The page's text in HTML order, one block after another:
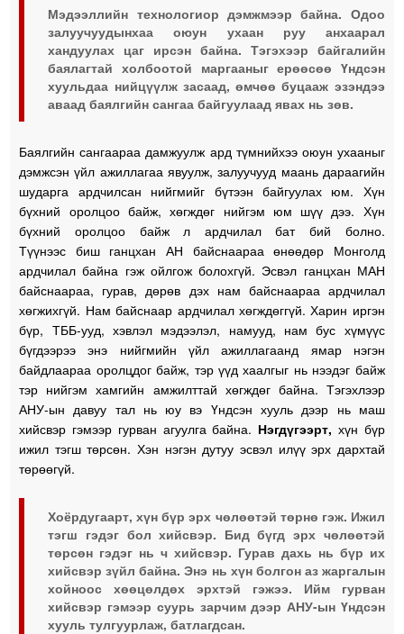
Мэдээллийн технологиор дэмжмээр байна. Одоо
залуучуудынхаа оюун ухаан руу анхаарал
хандуулах цаг ирсэн байна. Тэгэхээр байгалийн
баялагтай холбоотой маргааныг ерөөсөө Үндсэн
хуульдаа нийцүүлж засаад, өмчөө буцааж эзэндээ
аваад баялгийн сангаа байгуулаад явах нь зөв.
Баялгийн сангаараа дамжуулж ард түмнийхээ оюун ухааныг
дэмжсэн үйл ажиллагаа явуулж, залуучууд маань дараагийн
шударга ардчилсан нийгмийг бүтээн байгуулах юм. Хүн
бүхний оролцоо байж, хөгждөг нийгэм юм шүү дээ. Хүн
бүхний оролцоо байж л ардчилал бат бий болно.
Түүнээс биш ганцхан АН байснаараа өнөөдөр Монголд
ардчилал байна гэж ойлгож болохгүй. Эсвэл ганцхан МАН
байснаараа, гурав, дөрөв дэх нам байснаараа ардчилал
хөгжихгүй. Нам байснаар ардчилал хөгждөггүй. Харин иргэн
бүр, ТББ-ууд, хэвлэл мэдээлэл, намууд, нам бус хүмүүс
бүгдээрээ энэ нийгмийн үйл ажиллагаанд ямар нэгэн
байдлаараа оролцдог байж, тэр үүд хаалгыг нь нээдэг байж
тэр нийгэм хамгийн амжилттай хөгждөг байна. Тэгэхлээр
АНУ-ын давуу тал нь юу вэ Үндсэн хууль дээр нь маш
хийсвэр гэмээр гурван агуулга байна. Нэгдүгээрт,хүн бүр
ижил тэгш төрсөн. Хэн нэгэн дутуу эсвэл илүү эрх дархтай
төрөөгүй.
Хоёрдугаарт, хүн бүр эрх чөлөөтэй төрнө гэж. Ижил
тэгш гэдэг бол хийсвэр. Бид бүгд эрх чөлөөтэй
төрсөн гэдэг нь ч хийсвэр. Гурав дахь нь бүр их
хийсвэр зүйл байна. Энэ нь хүн болгон аз жаргалын
хойноос хөөцөлдөх эрхтэй гэжээ. Ийм гурван
хийсвэр гэмээр суурь зарчим дээр АНУ-ын Үндсэн
хууль тулгуурлаж, батлагдсан.